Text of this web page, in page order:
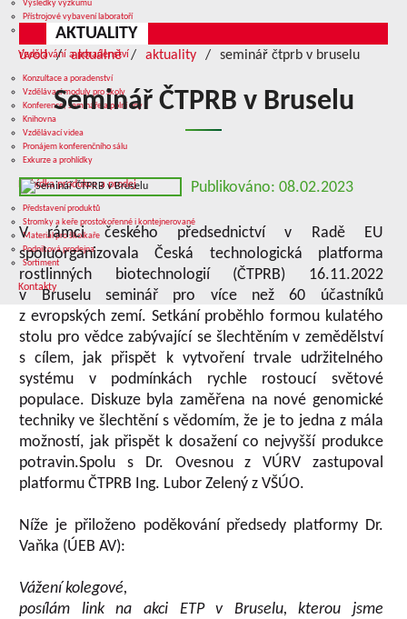
Výsledky výzkumu
Přístrojové vybavení laboratoří
Služby v oblasti výzkumu
Vzdělávání a poradenství
Konzultace a poradenství
Vzdělávací moduly pro školy
Konference, semináře a polní dny
Knihovna
Vzdělávací videa
Pronájem konferenčního sálu
Exkurze a prohlídky
Nabídka produkce a prodej
Představení produktů
Stromky a keře prostokořenné i kontejnerované
Materiál pro školkaře
Podniková prodejna
Sortiment
Kontakty
AKTUALITY
úvod aktuálně aktuality seminář čtprb v bruselu
Seminář ČTPRB v Bruselu
Publikováno: 08.02.2023
V rámci českého předsednictví v Radě EU
spoluorganizovala Česká technologická platforma
rostlinných biotechnologií (ČTPRB) 16.11.2022
v Bruselu seminář pro více než 60 účastníků
z evropských zemí. Setkání proběhlo formou kulatého
stolu pro vědce zabývající se šlechtěním v zemědělství
s cílem, jak přispět k vytvoření trvale udržitelného
systému v podmínkách rychle rostoucí světové
populace. Diskuze byla zaměřena na nové genomické
techniky ve šlechtění s vědomím, že je to jedna z mála
možností, jak přispět k dosažení co nejvyšší produkce
potravin.Spolu s Dr. Ovesnou z VÚRV zastupoval
platformu ČTPRB Ing. Lubor Zelený z VŠÚO.
Níže je přiloženo poděkování předsedy platformy Dr.
Vaňka (ÚEB AV):
Vážení kolegové,
posílám link na akci ETP v Bruselu, kterou jsme